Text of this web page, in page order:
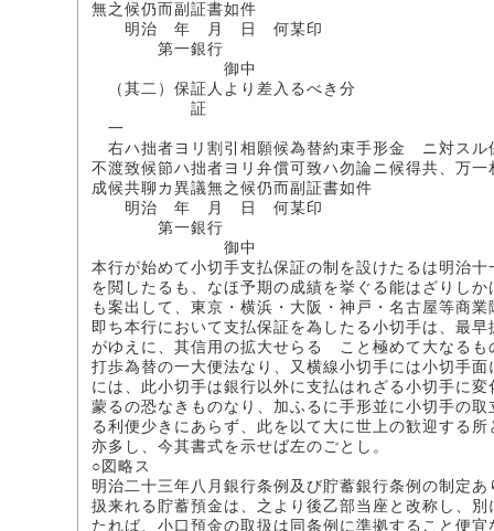
無之候仍而副証書如件
明治 年 月 日 何某印
第一銀行
御中
（其二）保証人より差入るべき分
証
一
右ハ拙者ヨリ割引相願候為替約束手形金 ニ対スル
不渡致候節ハ拙者ヨリ弁償可致ハ勿論ニ候得共、万
成候共聊カ異議無之候仍而副証書如件
明治 年 月 日 何某印
第一銀行
御中
本行が始めて小切手支払保証の制を設けたるは明治
を閲したるも、なほ予期の成績を挙ぐる能はざりし
も案出して、東京・横浜・大阪・神戸・名古屋等商
即ち本行において支払保証を為したる小切手は、最
がゆえに、其信用の拡大せらるゝこと極めて大なる
打歩為替の一大便法なり、又横線小切手には小切手
には、此小切手は銀行以外に支払はれざる小切手に
蒙るの恐なきものなり、加ふるに手形並に小切手の
る利便少きにあらず、此を以て大に世上の歓迎する
亦多し、今其書式を示せば左のごとし。
○図略ス
明治二十三年八月銀行条例及び貯蓄銀行条例の制定
扱来れる貯蓄預金は、之より後乙部当座と改称し、
たれば、小口預金の取扱は同条例に準拠すること便